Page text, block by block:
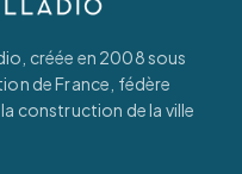
créée en 2008 sous
de France, fédère
construction de la ville